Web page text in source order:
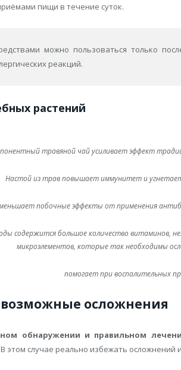
пищи в течение суток.
можно пользоваться только
реакций.
растений
травяной чай усиливает эффект
Настой из трав повышает иммунитет и
побочные эффекты от применения
содержится большое количество витаминов,
микроэлементов, которые так необходимы
помогает при воспалительных
возможные осложнения
обнаружении и правильном
В этом случае реально избежать